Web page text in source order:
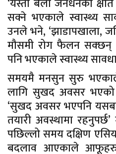
‘यस्तो बेला जनधनको
सक्ने भएकाले स्वास्थ्य
उनले भने, ‘झाडापखाला,
मौसमी रोग फैलन सक्छन्
पनि भएकाले स्वास्थ्य
समयमै मनसुन सुरु
लागि सुखद अवसर
‘सुखद अवसर भएपनि
तयारी अवस्थामा
पछिल्लो समय दक्षिण
बदलाव आएकाले